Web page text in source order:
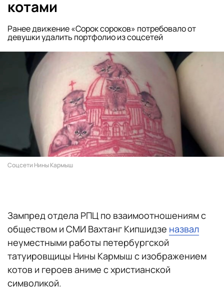
котами
Ранее движение «Сорок сороков» потребовало от
девушки удалить портфолио из соцсетей
Соцсети Нины Кармыш
Зампред отдела РПЦ по взаимоотношениям с
обществом и СМИ Вахтанг Кипшидзе назвал
неуместными работы петербургской
татуировщицы Нины Кармыш с изображением
котов и героев аниме с христианской
символикой.